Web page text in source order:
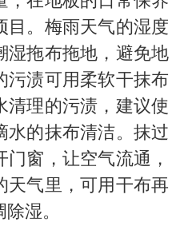
目。梅雨天气的湿度
湿拖布拖地，避免地
污渍可用柔软干抹布
清理的污渍，建议使
水的抹布清洁。抹过
窗，让空气流通，
天气里，可用干布再
湿。